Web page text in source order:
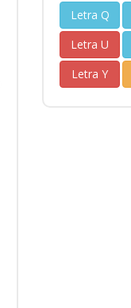
Letra Q
Letra U
Letra Y